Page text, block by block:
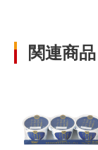
関連商品